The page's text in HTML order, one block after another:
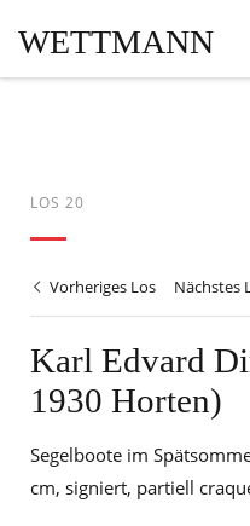
WETTMANN
LOS 20
Vorheriges Los Nächstes
Karl Edvard
1930 Horten)
Segelboote im
cm, signiert, partiell